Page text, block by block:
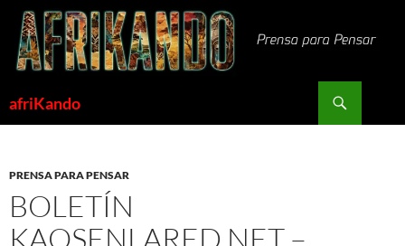
Saltar
contenido
afriKando
PRENSA PARA PENSAR
BOLETÍN
KAOSENLARED.NET –